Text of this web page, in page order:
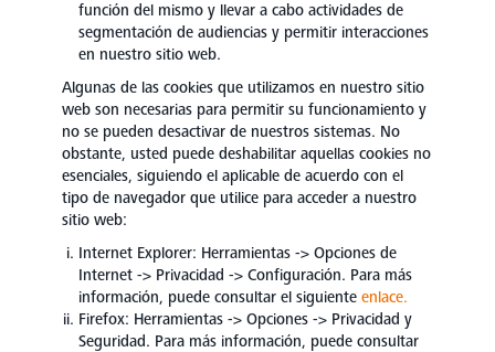
función del mismo y llevar a cabo actividades de
segmentación de audiencias y permitir interacciones
en nuestro sitio web.
Algunas de las cookies que utilizamos en nuestro sitio
web son necesarias para permitir su funcionamiento y
no se pueden desactivar de nuestros sistemas. No
obstante, usted puede deshabilitar aquellas cookies no
esenciales, siguiendo el aplicable de acuerdo con el
tipo de navegador que utilice para acceder a nuestro
sitio web:
Internet Explorer: Herramientas -> Opciones de
Internet -> Privacidad -> Configuración. Para más
información, puede consultar el siguiente enlace.
Firefox: Herramientas -> Opciones -> Privacidad y
Seguridad. Para más información, puede consultar